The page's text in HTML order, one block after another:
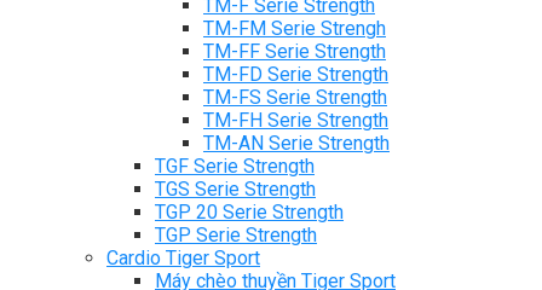
TM-F Serie Strength
TM-FM Serie Strengh
TM-FF Serie Strength
TM-FD Serie Strength
TM-FS Serie Strength
TM-FH Serie Strength
TM-AN Serie Strength
TGF Serie Strength
TGS Serie Strength
TGP 20 Serie Strength
TGP Serie Strength
Cardio Tiger Sport
Máy chèo thuyền Tiger Sport